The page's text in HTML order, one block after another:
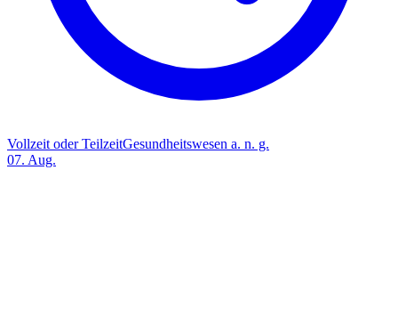
Vollzeit oder TeilzeitGesundheitswesen a. n. g.
07. Aug.